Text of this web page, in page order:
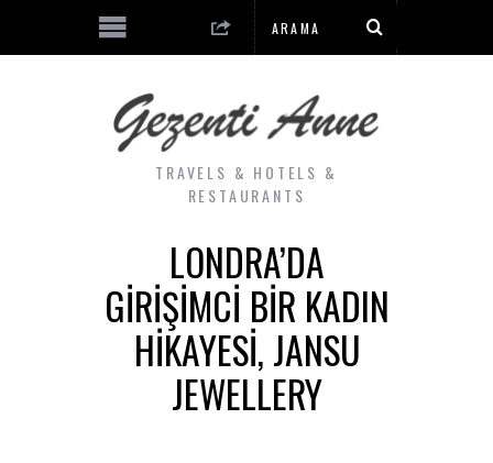
TRAVELS & HOTELS &
RESTAURANTS
LONDRA’DA
GIRIŞIMCI BIR KADIN
HIKAYESI, JANSU
JEWELLERY